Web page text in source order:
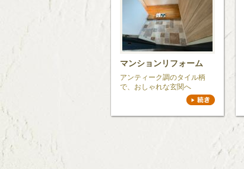
マンションリフォーム
アンティーク調のタイル柄
で、おしゃれな玄関へ